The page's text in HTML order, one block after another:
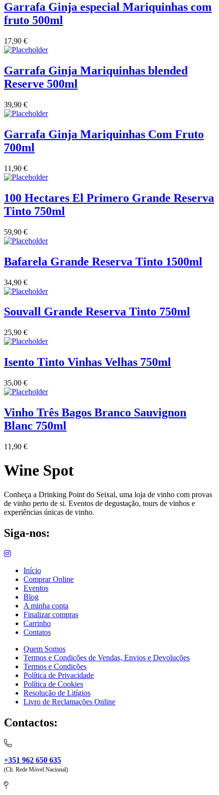
Quinta do Pessegueiro - Douro
Quinta Do Rogel Algarve
Rego Wines Beira interior
Sem categoria
Taboadella Dão
Tiago Cabaço Alentejo
Vinhos Estrangeiros
Vinilourenço Douro
Garrafa Ginja especial Mariquinhas com
fruto 500ml
17,90 €
Garrafa Ginja Mariquinhas blended
Reserve 500ml
39,90 €
Garrafa Ginja Mariquinhas Com Fruto
700ml
11,90 €
100 Hectares El Primero Grande Reserva
Tinto 750ml
59,90 €
Bafarela Grande Reserva Tinto 1500ml
34,90 €
Souvall Grande Reserva Tinto 750ml
25,90 €
Isento Tinto Vinhas Velhas 750ml
35,00 €
Vinho Três Bagos Branco Sauvignon
Blanc 750ml
11,90 €
Wine Spot
Conheça a Drinking Point do Seixal, uma loja de vinho com provas
de vinho perto de si. Eventos de degustação, tours de vinhos e
experiências únicas de vinho.
Siga-nos:
Início
Comprar Online
Eventos
Blog
A minha conta
Finalizar compras
Carrinho
Contatos
Quem Somos
Termos e Condições de Vendas, Envios e Devoluções
Termos e Condições
Política de Privacidade
Política de Cookies
Resolução de Litígios
Livro de Reclamações Online
Contactos:
+351 962 650 635
(Ch. Rede Móvel Nacional)